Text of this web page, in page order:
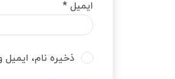
ایمیل *
ذخیره نام،